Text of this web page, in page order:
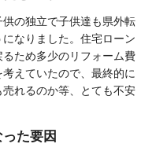
の独立で子供達も県外転
なりました。住宅ローン
ため多少のリフォーム費
えていたので、最終的に
れるのか等、とても不安
た要因